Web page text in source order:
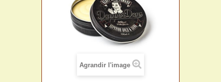
Agrandir l'image